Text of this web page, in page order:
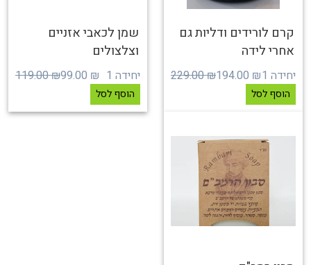
קרם לורידים ודליות גם
אחרי לידה
יחידה 1 ₪ 194.00
₪ 229.00
הוסף לסל
שמן לכאבי אזניים
וצלצולים
יחידה 1 ₪ 99.00
₪ 119.00
הוסף לסל